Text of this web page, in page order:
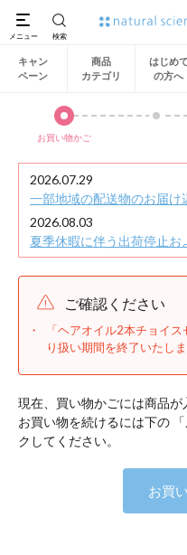
キャン
ペーン
商品
カテゴリ
はじめて
の方へ
お買い物かご
2026.07.29
一部地域の配送物のお届け
2026.08.03
夏季休暇に伴う出荷停止
ご確認ください
「ヘアオイル2本チョイ
り扱い期間を終了いたしま
現在、買い物かごには商品が
お買い物を続けるには下の
クしてください。
お買